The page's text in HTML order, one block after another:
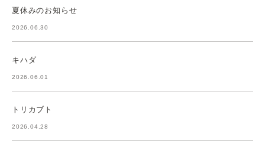
夏休みのお知らせ
2026.06.30
キハダ
2026.06.01
トリカブト
2026.04.28